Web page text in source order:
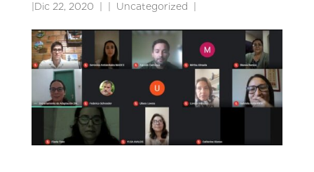
Dic 22, 2020 Uncategorized